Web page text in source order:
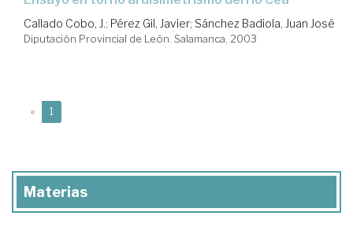
Callado Cobo, J.; Pérez Gil, Javier; Sánchez Badiola, Juan José
Diputación Provincial de León. Salamanca, 2003
« 1
Materias